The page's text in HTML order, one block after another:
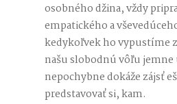
osobného džina, vždy
empatického a
kedykoľvek ho vypustíme
našu slobodnú vôľu
nepochybne dokáže zájsť
predstavovať si, kam.